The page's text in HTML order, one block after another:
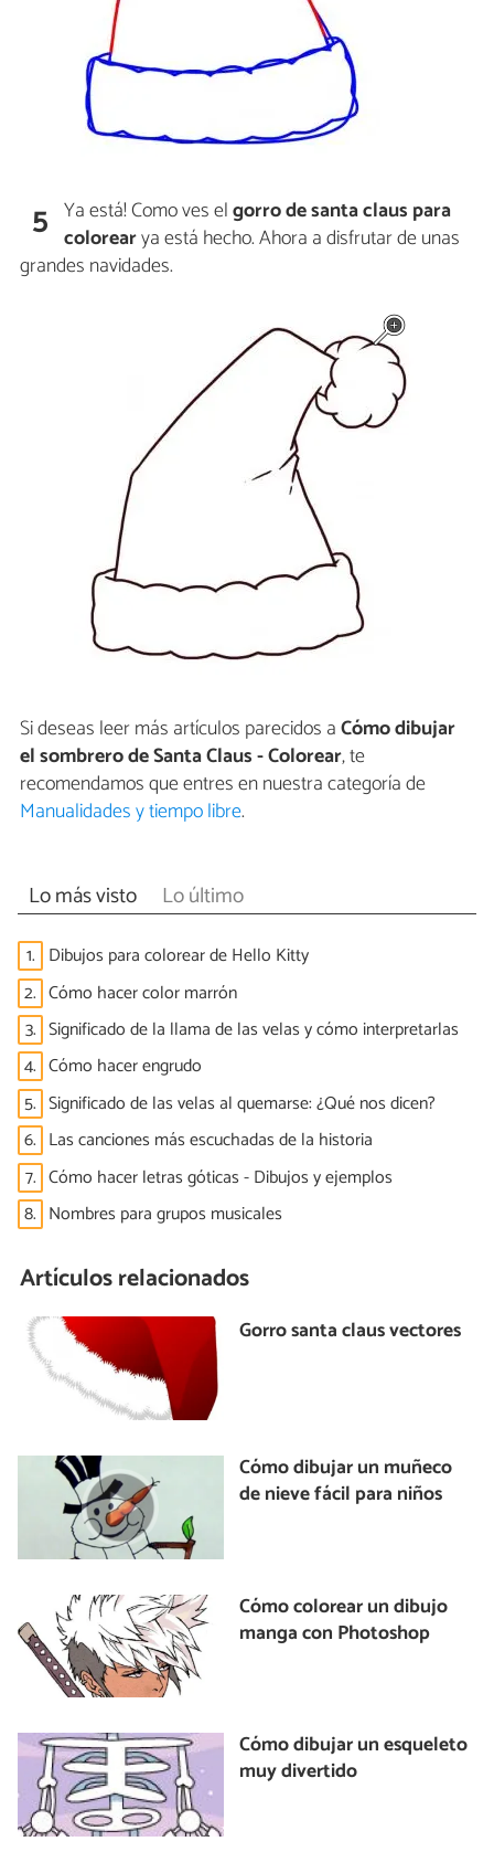
5 Ya está! Como ves elgorro de santa claus para
colorearya está hecho. Ahora a disfrutar de unas
grandes navidades.
Si deseas leer más artículos parecidos aCómo dibujar
el sombrero de Santa Claus - Colorear, te
recomendamos que entres en nuestra categoría de
Manualidades y tiempo libre.
Lo más visto Lo último
1. Dibujos para colorear de Hello Kitty
2. Cómo hacer color marrón
3. Significado de la llama de las velas y cómo interpretarlas
4. Cómo hacer engrudo
5. Significado de las velas al quemarse: ¿Qué nos dicen?
6. Las canciones más escuchadas de la historia
7. Cómo hacer letras góticas - Dibujos y ejemplos
8. Nombres para grupos musicales
Artículos relacionados
Gorro santa claus vectores
Cómo dibujar un muñeco
de nieve fácil para niños
Cómo colorear un dibujo
manga con Photoshop
Cómo dibujar un esqueleto
muy divertido